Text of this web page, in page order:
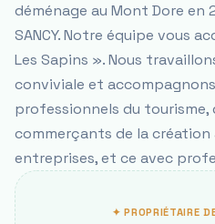
déménage au Mont Dore en
SANCY. Notre équipe vous
Les Sapins ». Nous
conviviale et
professionnels du tourisme,
commerçants de la création
entreprises, et ce avec
✦ PROPRIÉTAIRE